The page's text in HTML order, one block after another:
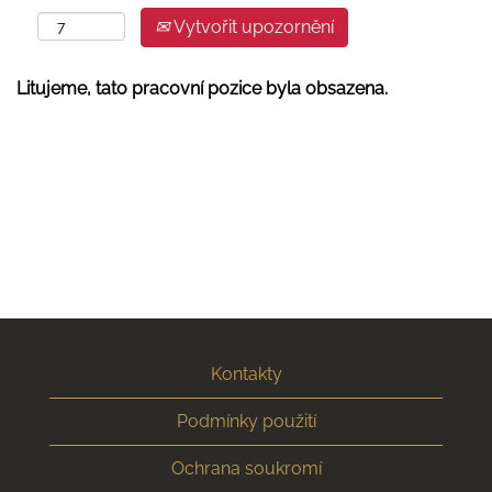
Vytvořit upozornění
Litujeme, tato pracovní pozice byla obsazena.
Kontakty
Podmínky použití
Ochrana soukromí